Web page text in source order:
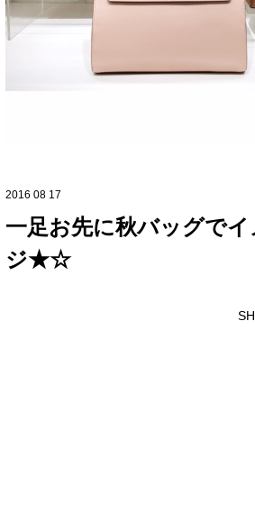
2016 08 17
一足お先に秋バッグで
ジ★☆